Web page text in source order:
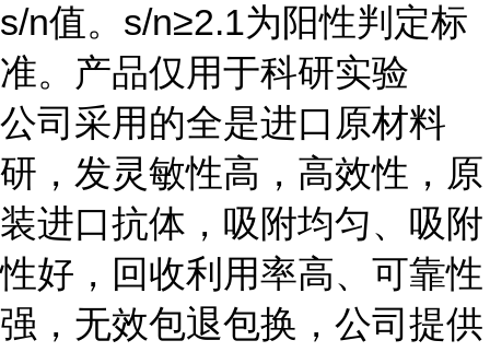
s/n值。 s/n≥2.1为阳性判定标
准。产品仅用于科研实验
公司采用的全是进口原材料
研，发灵敏性高，高效性，原
装进口抗体，吸附均匀、吸附
性好，回收利用率高、可靠性
强，无效包退包换，公司提供